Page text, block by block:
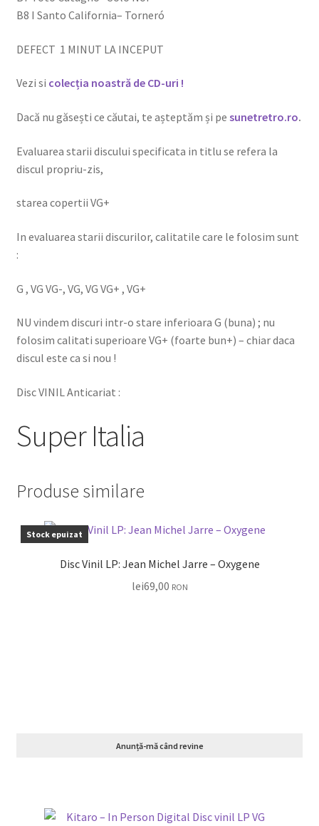
B8 I Santo California– Torneró
DEFECT 1 MINUT LA INCEPUT
Vezi si colecția noastră de CD-uri !
Dacă nu găsești ce căutai, te așteptăm și pe sunetretro.ro.
Evaluarea starii discului specificata in titlu se refera la
discul propriu-zis,
starea copertii VG+
In evaluarea starii discurilor, calitatile care le folosim sunt
:
G , VG VG-, VG, VG VG+ , VG+
NU vindem discuri intr-o stare inferioara G (buna) ; nu
folosim calitati superioare VG+ (foarte bun+) – chiar daca
discul este ca si nou !
Disc VINIL Anticariat :
Super Italia
Produse similare
Stock epuizat
Disc Vinil LP: Jean Michel Jarre – Oxygene
lei69,00 RON
Anunță-mă când revine